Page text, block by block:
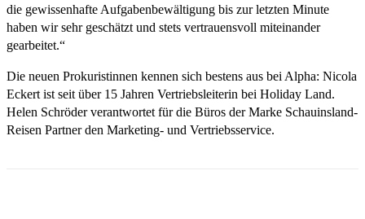
die gewissenhafte Aufgabenbewältigung bis zur letzten Minute
haben wir sehr geschätzt und stets vertrauensvoll miteinander
gearbeitet.“
Die neuen Prokuristinnen kennen sich bestens aus bei Alpha: Nicola
Eckert ist seit über 15 Jahren Vertriebsleiterin bei Holiday Land.
Helen Schröder verantwortet für die Büros der Marke Schauinsland-
Reisen Partner den Marketing- und Vertriebsservice.